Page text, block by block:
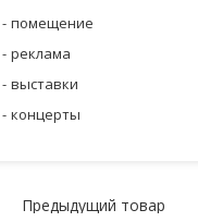
помещение
реклама
выставки
концерты
Предыдущий товар